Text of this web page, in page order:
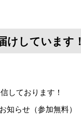
けしています！
しております！
知らせ（参加無料）